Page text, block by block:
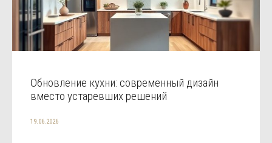
Обновление кухни: современный дизайн
вместо устаревших решений
19.06.2026